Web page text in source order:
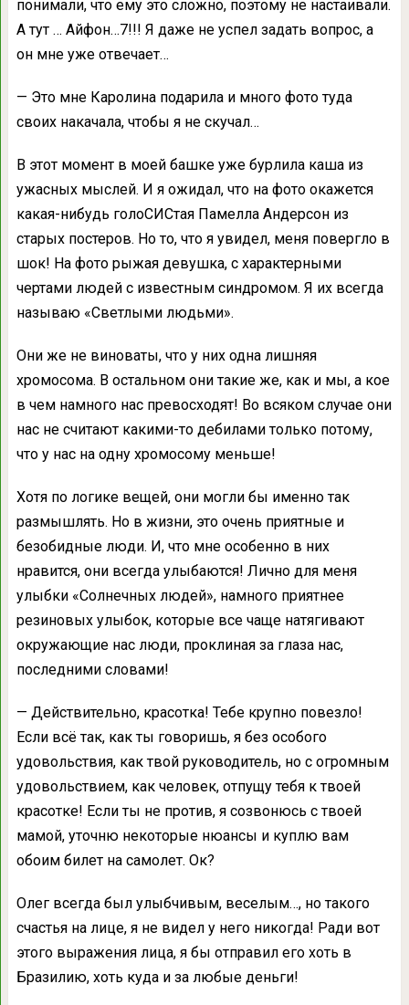
понимали, что ему это сложно, поэтому не настаивали.
А тут … Айфон…7!!! Я даже не успел задать вопрос, а
он мне уже отвечает…
— Это мне Каролина подарила и много фото туда
своих накачала, чтобы я не скучал…
В этот момент в моей башке уже бурлила каша из
ужасных мыслей. И я ожидал, что на фото окажется
какая-нибудь голоСИСтая Памелла Андерсон из
старых постеров. Но то, что я увидел, меня повергло в
шок! На фото рыжая девушка, с характерными
чертами людей с известным синдромом. Я их всегда
называю «Светлыми людьми».
Они же не виноваты, что у них одна лишняя
хромосома. В остальном они такие же, как и мы, а кое
в чем намного нас превосходят! Во всяком случае они
нас не считают какими-то дебилами только потому,
что у нас на одну хромосому меньше!
Хотя по логике вещей, они могли бы именно так
размышлять. Но в жизни, это очень приятные и
безобидные люди. И, что мне особенно в них
нравится, они всегда улыбаются! Лично для меня
улыбки «Солнечных людей», намного приятнее
резиновых улыбок, которые все чаще натягивают
окружающие нас люди, проклиная за глаза нас,
последними словами!
— Действительно, красотка! Тебе крупно повезло!
Если всё так, как ты говоришь, я без особого
удовольствия, как твой руководитель, но с огромным
удовольствием, как человек, отпущу тебя к твоей
красотке! Если ты не против, я созвонюсь с твоей
мамой, уточню некоторые нюансы и куплю вам
обоим билет на самолет. Ок?
Олег всегда был улыбчивым, веселым…, но такого
счастья на лице, я не видел у него никогда! Ради вот
этого выражения лица, я бы отправил его хоть в
Бразилию, хоть куда и за любые деньги!